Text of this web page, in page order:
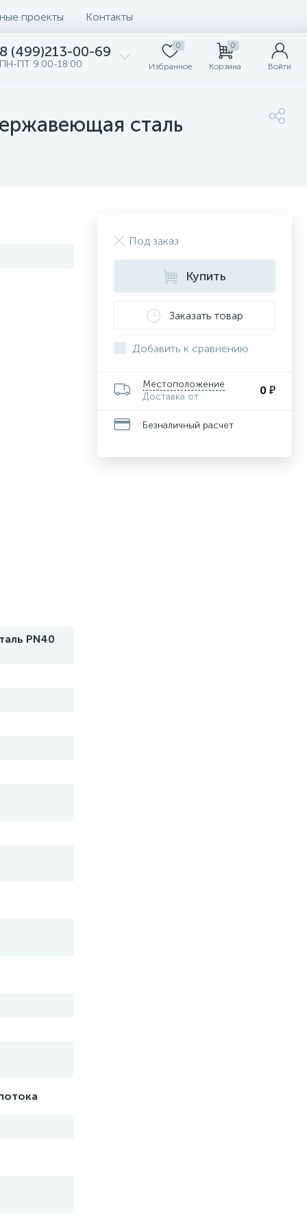
проекты Контакты
8 (499)213-00-69
ПН-ПТ 9:00-18:00
0
Избранное
0
Корзина Войти
сталь
PN40
Под заказ
Купить
Заказать товар
Добавить к сравнению
Местоположение
Доставка от
0 ₽
Безналичный расчет